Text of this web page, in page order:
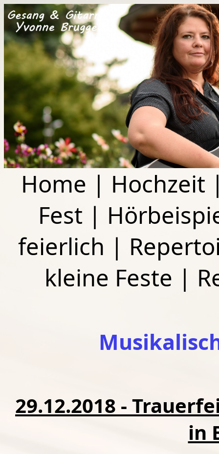
Home | Hochzeit
Fest |
feierlich |
kleine Feste |
29.12.2018 -
in